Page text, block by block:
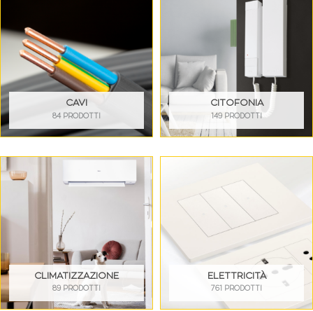
CAVI
84 PRODOTTI
CITOFONIA
149 PRODOTTI
CLIMATIZZAZIONE
89 PRODOTTI
ELETTRICITÀ
761 PRODOTTI